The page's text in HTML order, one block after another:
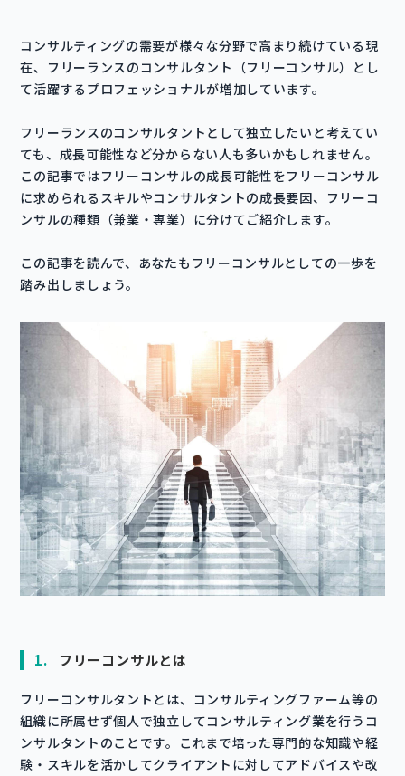
コンサルティングの需要が様々な分野で高まり続けている現
在、フリーランスのコンサルタント（フリーコンサル）とし
て活躍するプロフェッショナルが増加しています。
フリーランスのコンサルタントとして独立したいと考えてい
ても、成長可能性など分からない人も多いかもしれません。
この記事ではフリーコンサルの成長可能性をフリーコンサル
に求められるスキルやコンサルタントの成長要因、フリーコ
ンサルの種類（兼業・専業）に分けてご紹介します。
この記事を読んで、あなたもフリーコンサルとしての一歩を
踏み出しましょう。
1. フリーコンサルとは
フリーコンサルタントとは、コンサルティングファーム等の
組織に所属せず個人で独立してコンサルティング業を行うコ
ンサルタントのことです。これまで培った専門的な知識や経
験・スキルを活かしてクライアントに対してアドバイスや改